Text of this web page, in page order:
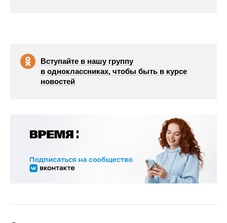
Вступайте в нашу группу
в одноклассниках, чтобы быть в курсе
новостей